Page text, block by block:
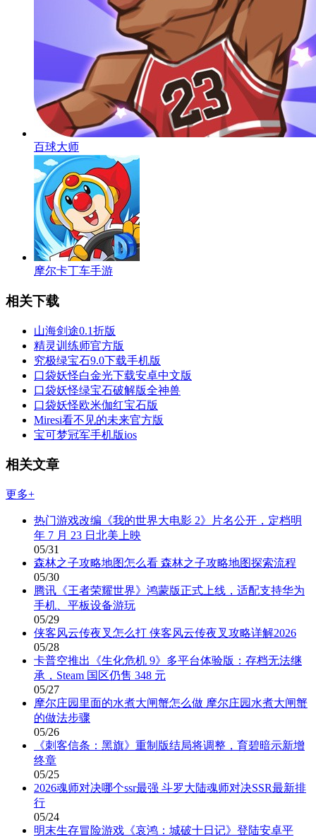
百球大师
摩尔卡丁车手游
相关下载
山海剑途0.1折版
精灵训练师官方版
究极绿宝石9.0下载手机版
口袋妖怪白金光下载安卓中文版
口袋妖怪绿宝石破解版全神兽
口袋妖怪欧米伽红宝石版
Miresi看不见的未来官方版
宝可梦冠军手机版ios
相关文章
更多+
热门游戏改编《我的世界大电影 2》片名公开，定档明
年 7 月 23 日北美上映
05/31
森林之子攻略地图怎么看 森林之子攻略地图探索流程
05/30
腾讯《王者荣耀世界》鸿蒙版正式上线，适配支持华为
手机、平板设备游玩
05/29
侠客风云传夜叉怎么打 侠客风云传夜叉攻略详解2026
05/28
卡普空推出《生化危机 9》多平台体验版：存档无法继
承，Steam 国区仍售 348 元
05/27
摩尔庄园里面的水煮大闸蟹怎么做 摩尔庄园水煮大闸蟹
的做法步骤
05/26
《刺客信条：黑旗》重制版结局将调整，育碧暗示新增
终章
05/25
2026魂师对决哪个ssr最强 斗罗大陆魂师对决SSR最新排
行
05/24
明末生存冒险游戏《哀鸿：城破十日记》登陆安卓平